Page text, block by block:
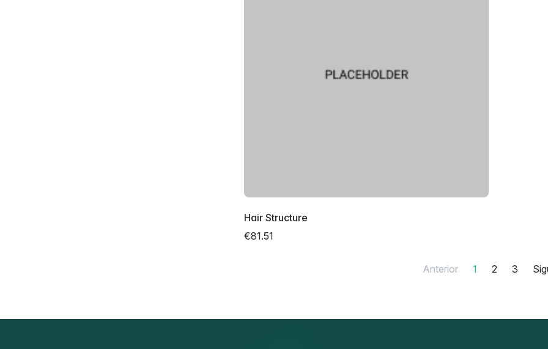
Hair Structure
€81.51
Anterior 1 2 3